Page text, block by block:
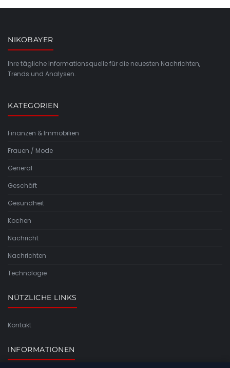
NIKOBAYER
Ihre tägliche Informationsquelle für die neuesten Nachrichten,
Trends und Analysen.
KATEGORIEN
Finanzen & Immobilien
Frauen / Mode
General
Geschäft
Gesundheit
Kochen
Nachricht
Nachrichten
Technologie
NÜTZLICHE LINKS
Kontakt
INFORMATIONEN